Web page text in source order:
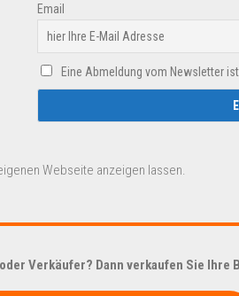
Email
Eine Abmeldung vom Newsletter
Webseite anzeigen lassen.
Verkäufer? Dann verkaufen Sie Ihre